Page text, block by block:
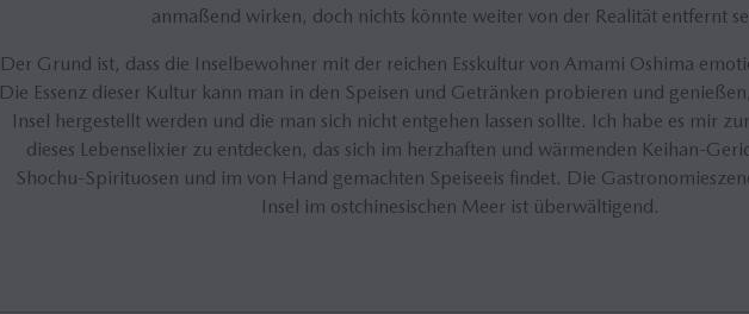
anmaßend wirken, doch nichts könnte weiter von der Realität entfernt
Der Grund ist, dass die Inselbewohner mit der reichen Esskultur von Amami Oshima
Die Essenz dieser Kultur kann man in den Speisen und Getränken probieren und
Insel hergestellt werden und die man sich nicht entgehen lassen sollte. Ich habe es mir
dieses Lebenselixier zu entdecken, das sich im herzhaften und wärmenden Keihan-
Shochu-Spirituosen und im von Hand gemachten Speiseeis findet. Die
Insel im ostchinesischen Meer ist überwältigend.